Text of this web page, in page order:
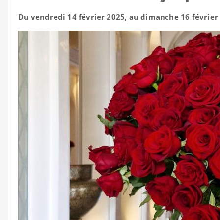
Du vendredi 14 février 2025, au dimanche 16 février